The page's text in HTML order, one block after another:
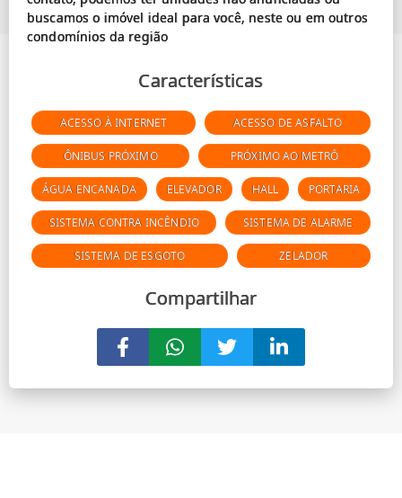
buscamos o imóvel ideal para você, neste ou em outros
Características
ACESSO À INTERNET ACESSO DE ASFALTO
ÔNIBUS PRÓXIMO PRÓXIMO AO METRÔ
ÁGUA ENCANADA ELEVADOR HALL PORTARIA
SISTEMA CONTRA INCÊNDIO SISTEMA DE ALARME
SISTEMA DE ESGOTO ZELADOR
Compartilhar